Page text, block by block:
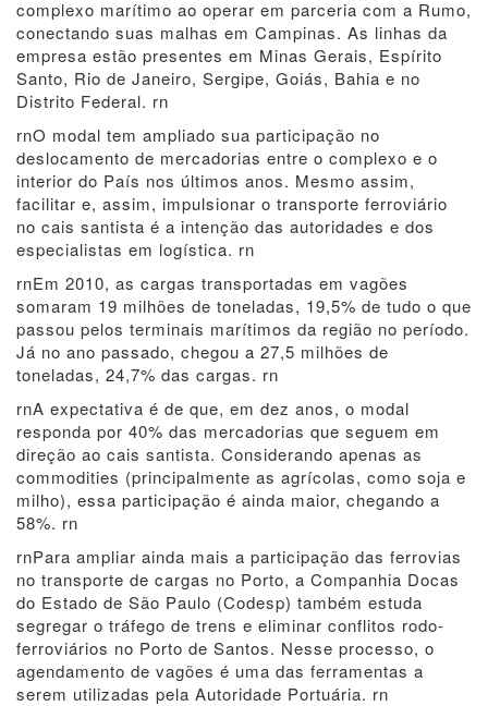
complexo marítimo ao operar em parceria com a Rumo,
conectando suas malhas em Campinas. As linhas da
empresa estão presentes em Minas Gerais, Espírito
Santo, Rio de Janeiro, Sergipe, Goiás, Bahia e no
Distrito Federal. rn
rnO modal tem ampliado sua participação no
deslocamento de mercadorias entre o complexo e o
interior do País nos últimos anos. Mesmo assim,
facilitar e, assim, impulsionar o transporte ferroviário
no cais santista é a intenção das autoridades e dos
especialistas em logística. rn
rnEm 2010, as cargas transportadas em vagões
somaram 19 milhões de toneladas, 19,5% de tudo o que
passou pelos terminais marítimos da região no período.
Já no ano passado, chegou a 27,5 milhões de
toneladas, 24,7% das cargas. rn
rnA expectativa é de que, em dez anos, o modal
responda por 40% das mercadorias que seguem em
direção ao cais santista. Considerando apenas as
commodities (principalmente as agrícolas, como soja e
milho), essa participação é ainda maior, chegando a
58%. rn
rnPara ampliar ainda mais a participação das ferrovias
no transporte de cargas no Porto, a Companhia Docas
do Estado de São Paulo (Codesp) também estuda
segregar o tráfego de trens e eliminar conflitos rodo-
ferroviários no Porto de Santos. Nesse processo, o
agendamento de vagões é uma das ferramentas a
serem utilizadas pela Autoridade Portuária. rn